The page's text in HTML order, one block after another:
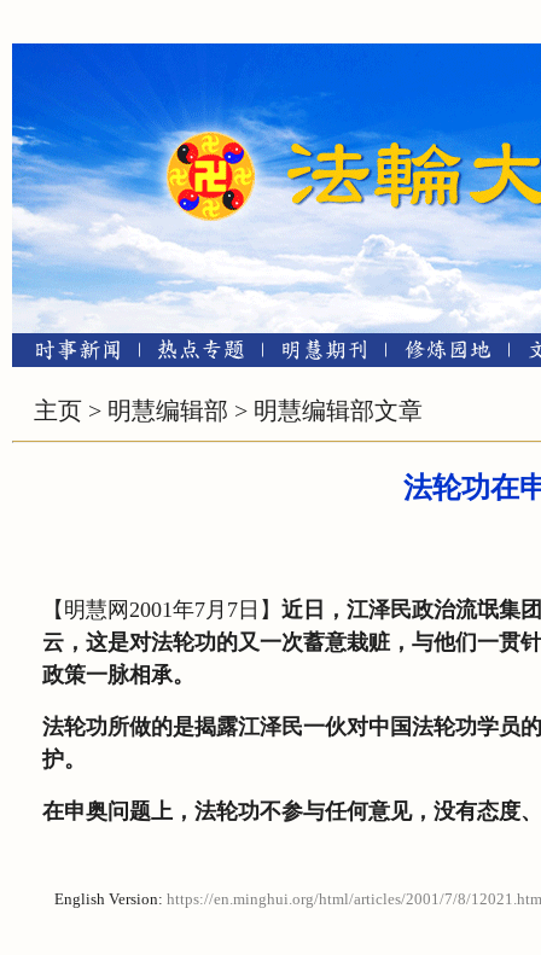
主页 > 明慧编辑部 > 明慧编辑部文章
法轮功在
【明慧网2001年7月7日】 近日，江泽民政治流氓集
云，这是对法轮功的又一次蓄意栽赃，与他们一贯
政策一脉相承。
法轮功所做的是揭露江泽民一伙对中国法轮功学员的
护。
在申奥问题上，法轮功不参与任何意见，没有态度
English Version: https://en.minghui.org/html/articles/2001/7/8/